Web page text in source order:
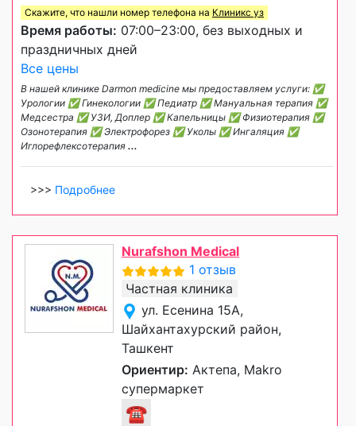
Скажите, что нашли номер телефона на Клиникс уз
Время работы: 07:00–23:00, без выходных и
праздничных дней
Все цены
В нашей клинике Darmon medicine мы предоставляем услуги: ✅
Урологии ✅ Гинекологии ✅ Педиатр ✅ Мануальная терапия ✅
Медсестра ✅ УЗИ, Доплер ✅ Капельницы ✅ Физиотерапия ✅
Озонотерапия ✅ Электрофорез ✅ Уколы ✅ Ингаляция ✅
Иглорефлексотерапия ...
>>> Подробнее
Nurafshon Medical
1 отзыв
Частная клиника
ул. Есенина 15А,
Шайхантахурский район,
Ташкент
Ориентир: Актепа, Makro
супермаркет
☎